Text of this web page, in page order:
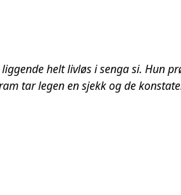
helt livløs i senga si. Hun
tar legen en sjekk og de